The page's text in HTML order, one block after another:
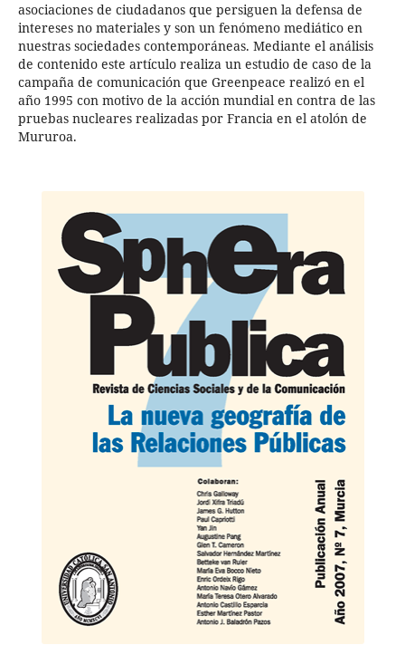
asociaciones de ciudadanos que persiguen la defensa de
intereses no materiales y son un fenómeno mediático en
nuestras sociedades contemporáneas. Mediante el análisis
de contenido este artículo realiza un estudio de caso de la
campaña de comunicación que Greenpeace realizó en el
año 1995 con motivo de la acción mundial en contra de las
pruebas nucleares realizadas por Francia en el atolón de
Mururoa.